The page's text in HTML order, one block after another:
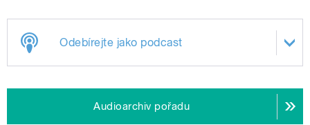
Odebírejte jako podcast
Audioarchiv pořadu